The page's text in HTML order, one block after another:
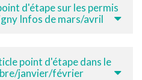
d'étape sur les permis
Infos de mars/avril
point d'étape dans le
janvier/février